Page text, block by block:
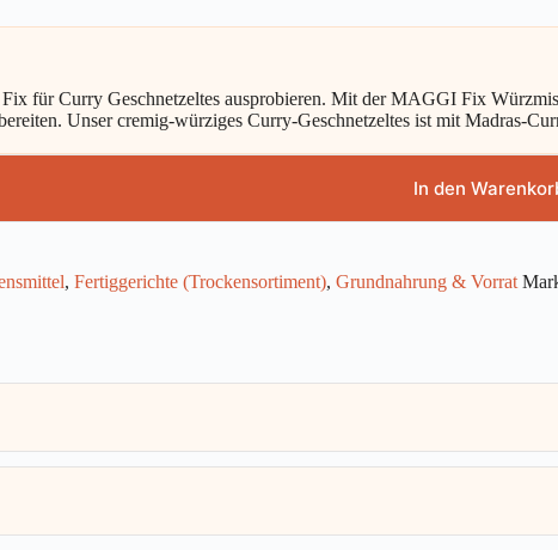
für Curry Geschnetzeltes ausprobieren. Mit der MAGGI Fix
Unser cremig-würziges Curry-Geschnetzeltes ist mit Madras-
In den
, Fertiggerichte (Trockensortiment), Grundnahrung & Vorrat